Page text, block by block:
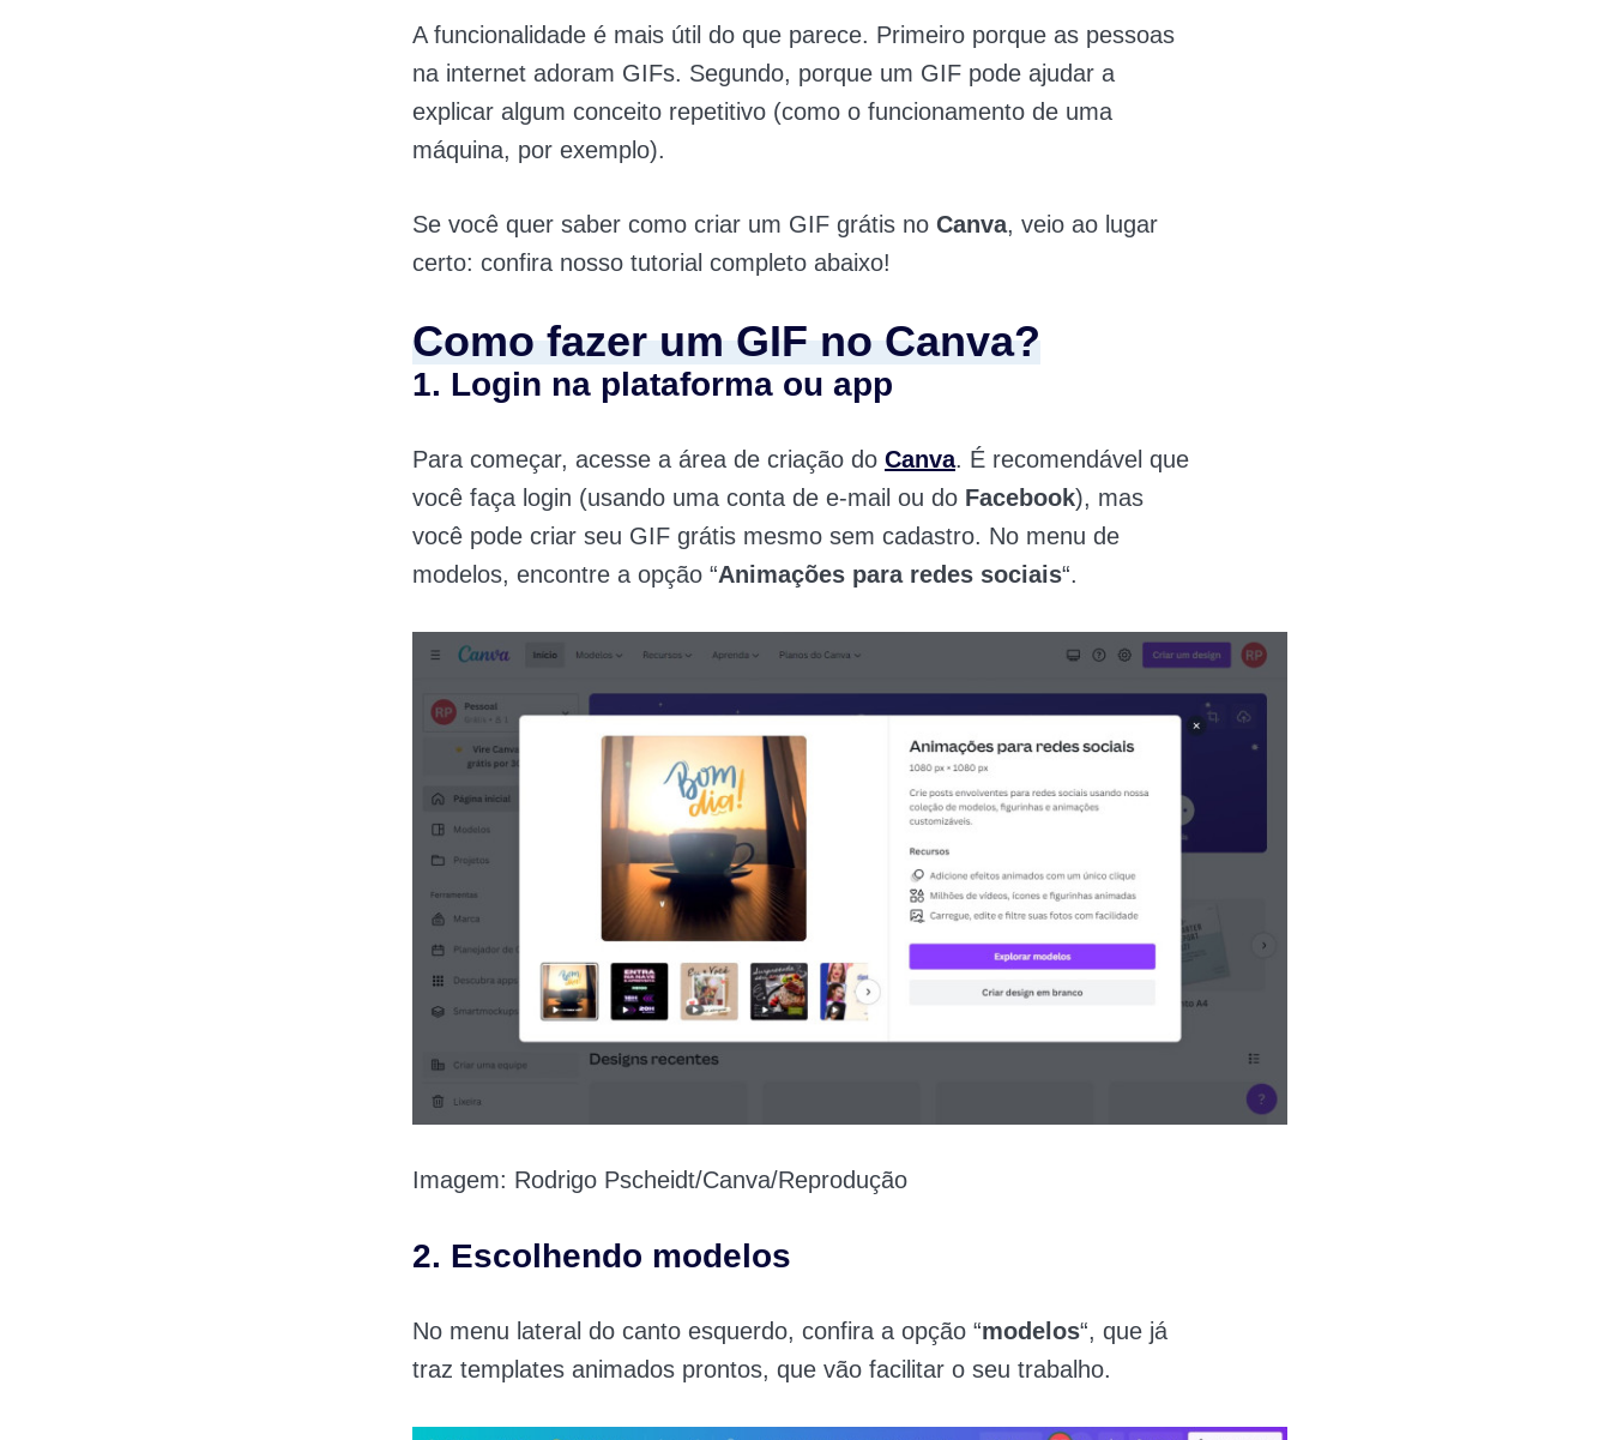
A funcionalidade é mais útil do que parece. Primeiro porque as pessoas
na internet adoram GIFs. Segundo, porque um GIF pode ajudar a
explicar algum conceito repetitivo (como o funcionamento de uma
máquina, por exemplo).
Se você quer saber como criar um GIF grátis no Canva, veio ao lugar
certo: confira nosso tutorial completo abaixo!
Como fazer um GIF no Canva?
1. Login na plataforma ou app
Para começar, acesse a área de criação do Canva. É recomendável que
você faça login (usando uma conta de e-mail ou do Facebook), mas
você pode criar seu GIF grátis mesmo sem cadastro. No menu de
modelos, encontre a opção “Animações para redes sociais“.
Imagem: Rodrigo Pscheidt/Canva/Reprodução
2. Escolhendo modelos
No menu lateral do canto esquerdo, confira a opção “modelos“, que já
traz templates animados prontos, que vão facilitar o seu trabalho.